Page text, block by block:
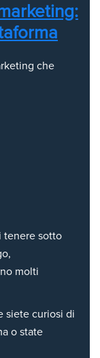
che
tenere sotto
molti
siete curiosi di
o state